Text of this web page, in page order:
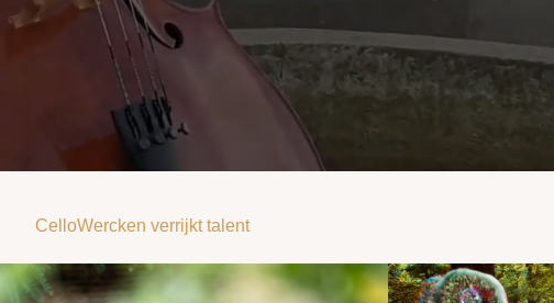
CelloWercken verrijkt talent